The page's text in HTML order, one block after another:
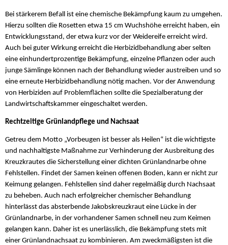
Bei stärkerem Befall ist eine chemische Bekämpfung kaum zu umgehen.
Hierzu sollten die Rosetten etwa 15 cm Wuchshöhe erreicht haben, ein
Entwicklungsstand, der etwa kurz vor der Weidereife erreicht wird.
Auch bei guter Wirkung erreicht die Herbizidbehandlung aber selten
eine einhundertprozentige Bekämpfung, einzelne Pflanzen oder auch
junge Sämlinge können nach der Behandlung wieder austreiben und so
eine erneute Herbizidbehandlung nötig machen. Vor der Anwendung
von Herbiziden auf Problemflächen sollte die Spezialberatung der
Landwirtschaftskammer eingeschaltet werden.
Rechtzeitige Grünlandpflege und Nachsaat
Getreu dem Motto „Vorbeugen ist besser als Heilen“ ist die wichtigste
und nachhaltigste Maßnahme zur Verhinderung der Ausbreitung des
Kreuzkrautes die Sicherstellung einer dichten Grünlandnarbe ohne
Fehlstellen. Findet der Samen keinen offenen Boden, kann er nicht zur
Keimung gelangen. Fehlstellen sind daher regelmäßig durch Nachsaat
zu beheben. Auch nach erfolgreicher chemischer Behandlung
hinterlässt das absterbende Jakobskreuzkraut eine Lücke in der
Grünlandnarbe, in der vorhandener Samen schnell neu zum Keimen
gelangen kann. Daher ist es unerlässlich, die Bekämpfung stets mit
einer Grünlandnachsaat zu kombinieren. Am zweckmäßigsten ist die